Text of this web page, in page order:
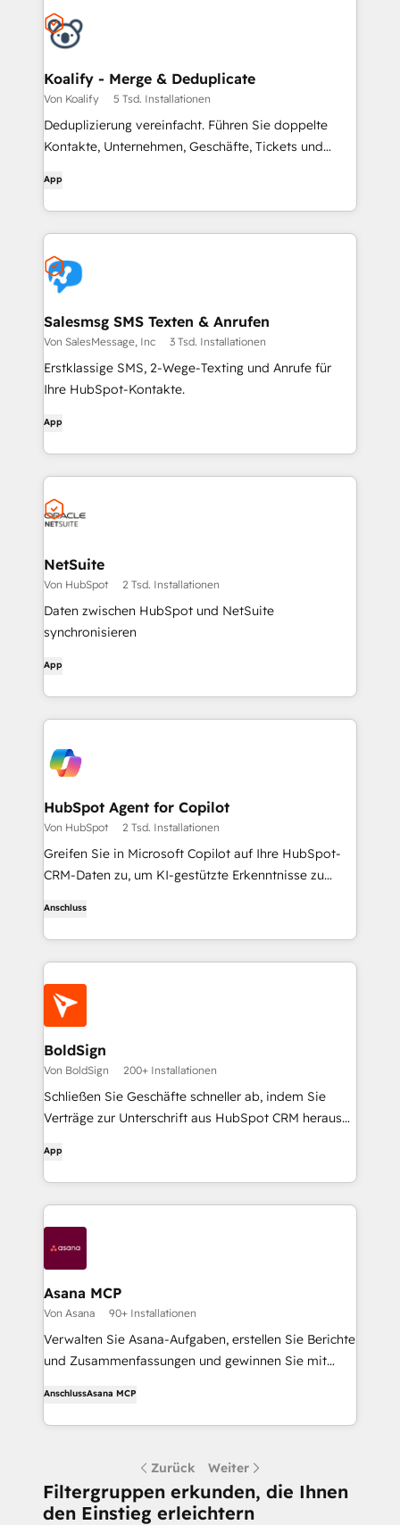
Koalify - Merge & Deduplicate
Von Koalify 5 Tsd. Installationen
Deduplizierung vereinfacht. Führen Sie doppelte
Kontakte, Unternehmen, Geschäfte, Tickets und
App
Salesmsg SMS Texten & Anrufen
Von SalesMessage, Inc 3 Tsd. Installationen
Erstklassige SMS, 2-Wege-Texting und Anrufe für
Ihre HubSpot-Kontakte.
App
NetSuite
Von HubSpot 2 Tsd. Installationen
Daten zwischen HubSpot und NetSuite
synchronisieren
App
HubSpot Agent for Copilot
Von HubSpot 2 Tsd. Installationen
Greifen Sie in Microsoft Copilot auf Ihre HubSpot-
CRM-Daten zu, um KI-gestützte Erkenntnisse zu
Anschluss
BoldSign
Von BoldSign 200+ Installationen
Schließen Sie Geschäfte schneller ab, indem Sie
Verträge zur Unterschrift aus HubSpot CRM heraus
kein manuelles Hochladen.
App
Asana MCP
Von Asana 90+ Installationen
Verwalten Sie Asana-Aufgaben, erstellen Sie Berichte
und Zusammenfassungen und gewinnen Sie mit
AnschlussAsana MCP
Zurück Weiter
Filtergruppen erkunden, die Ihnen
den Einstieg erleichtern